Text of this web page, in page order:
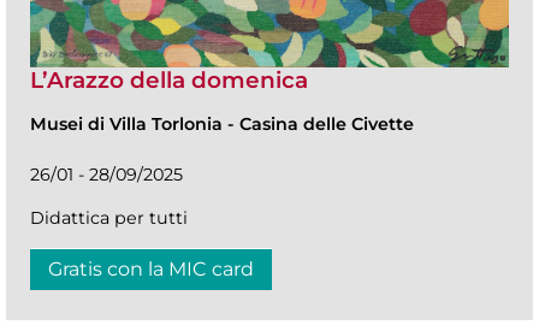
L’Arazzo della domenica
Musei di Villa Torlonia - Casina delle Civette
26/01 - 28/09/2025
Didattica per tutti
Gratis con la MIC card